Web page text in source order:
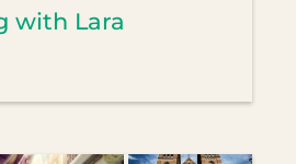
with Lara